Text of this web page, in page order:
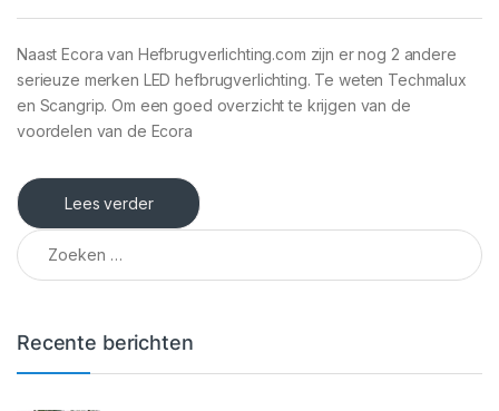
Naast Ecora van Hefbrugverlichting.com zijn er nog 2 andere
serieuze merken LED hefbrugverlichting. Te weten Techmalux
en Scangrip. Om een goed overzicht te krijgen van de
voordelen van de Ecora
Lees verder
Zoeken naar:
Recente berichten